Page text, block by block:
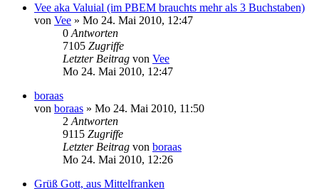
Vee aka Valuial (im PBEM brauchts mehr als 3 Buchstaben)
von Vee » Mo 24. Mai 2010, 12:47
0 Antworten
7105 Zugriffe
Letzter Beitrag von Vee
Mo 24. Mai 2010, 12:47
boraas
von boraas » Mo 24. Mai 2010, 11:50
2 Antworten
9115 Zugriffe
Letzter Beitrag von boraas
Mo 24. Mai 2010, 12:26
Grüß Gott, aus Mittelfranken